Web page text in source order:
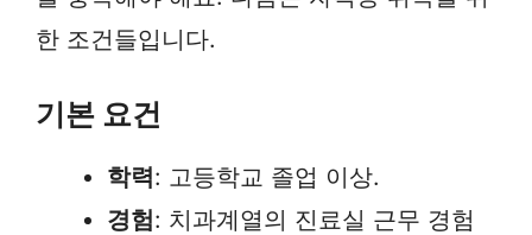
한 조건들입니다.
기본 요건
학력: 고등학교 졸업 이상.
경험: 치과계열의 진료실 근무 경험